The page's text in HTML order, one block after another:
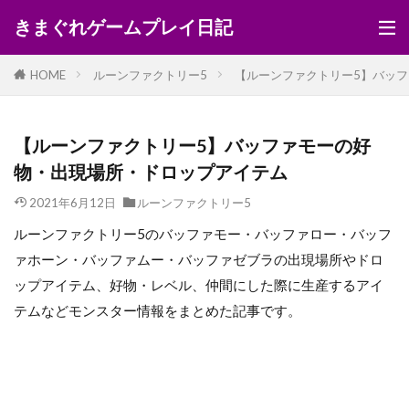
きまぐれゲームプレイ日記
HOME ルーンファクトリー5 【ルーンファクトリー5】バッ
【ルーンファクトリー5】バッファモーの好
物・出現場所・ドロップアイテム
2021年6月12日 ルーンファクトリー5
ルーンファクトリー5のバッファモー・バッファロー・バッフ
ァホーン・バッファムー・バッファゼブラの出現場所やドロ
ップアイテム、好物・レベル、仲間にした際に生産するアイ
テムなどモンスター情報をまとめた記事です。